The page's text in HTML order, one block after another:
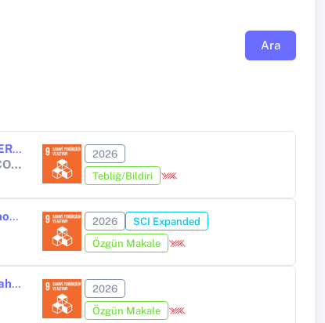
Ara
TEKNOLOJİK DÖNÜŞÜM VE İŞ PERFORMANSI: META-ANALİTİK BİR DEĞERLENDİRME
3. INTERNATIONAL AGRA SCIENTIFIC RESEARCHES AND INNOVATION CONGRESS
2026
Tebliğ/Bildiri
Artificial intelligence-based methods and applications in clinical and diagnostic microbiology: Current challenges and future perspectives
2026
SCI Expanded
Özgün Makale
Dijitalleşmenin Muhasebe Sürecine ve Mesleğine Etkisi: Kars, Iğdır ve Ardahan İllerindeki Meslek Mensupları Üzerine Bir Araştırma
2026
Özgün Makale